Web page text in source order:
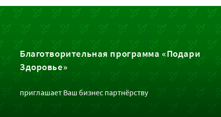
Благотворительная программа «Подари
Здоровье»
приглашает Ваш бизнес партнёрству